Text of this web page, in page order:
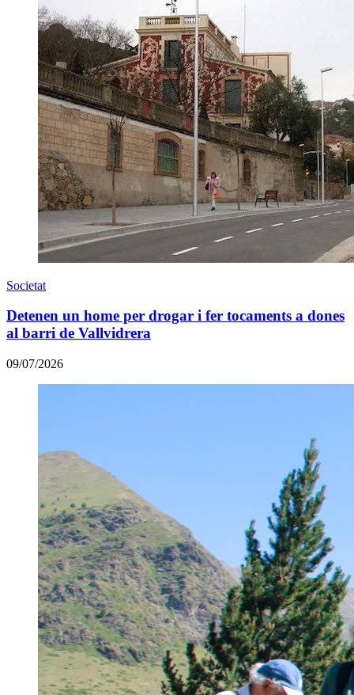
Societat
Detenen un home per drogar i fer tocaments a dones
al barri de Vallvidrera
09/07/2026